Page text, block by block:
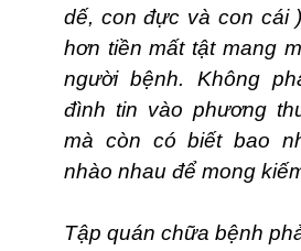
dế, con đực và con cái
hơn tiền mất tật mang
người bệnh. Không
đình tin vào phương
mà còn có biết bao
nhào nhau để mong
Tập quán chữa bệnh